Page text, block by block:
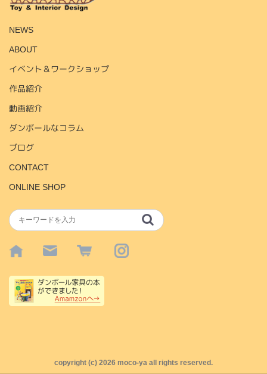
NEWS
ABOUT
イベント＆ワークショップ
作品紹介
動画紹介
ダンボールなコラム
ブログ
CONTACT
ONLINE SHOP
copyright (c) 2026 moco-ya all rights reserved.